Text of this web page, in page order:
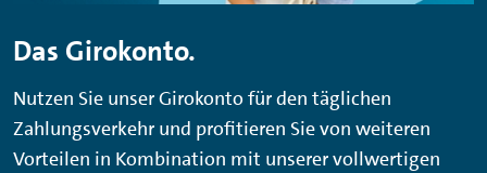
Das Girokonto.
Nutzen Sie unser Girokonto für den täglichen
Zahlungsverkehr und profitieren Sie von weiteren
Vorteilen in Kombination mit unserer vollwertigen